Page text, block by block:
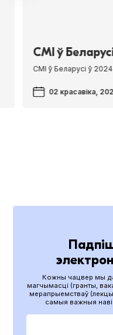
СМІ ў
СМІ ў Беларусі ў
02 красавіка,
Кожны чацвер мы
магчымасці (гранты,
мерапрыемстваў
самыя важныя